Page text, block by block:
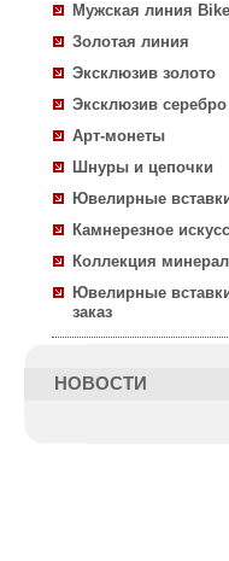
Мужская линия
Золотая линия
Эксклюзив золото
Эксклюзив серебро
Арт-монеты
Шнуры и цепочки
Ювелирные
Камнерезное
Коллекция
Ювелирные
заказ
НОВОСТИ